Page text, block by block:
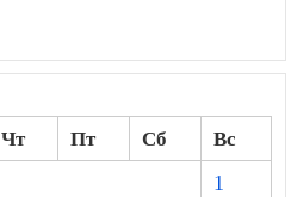
Чт Пт Сб
Вс
1